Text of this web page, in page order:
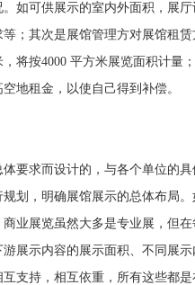
可供展示的室内外面积，展厅
；其次是展馆管理方对展馆租
，将按4000 平方米展览面积计
地租金，以使自己得到补偿。
求而设计的，与各个单位的具
划，明确展馆展示的总体布局
业展览虽然大多是专业展，但
展示内容的展示面积、不同展
支持，相互依重，所有这些都是